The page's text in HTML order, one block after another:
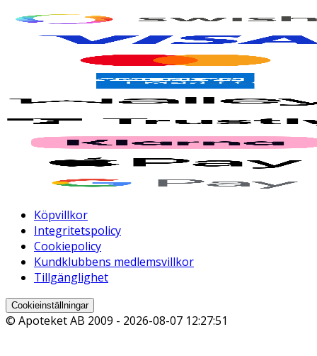
Köpvillkor
Integritetspolicy
Cookiepolicy
Kundklubbens medlemsvillkor
Tillgänglighet
Cookieinställningar
© Apoteket AB 2009 - 2026-08-07 12:27:51